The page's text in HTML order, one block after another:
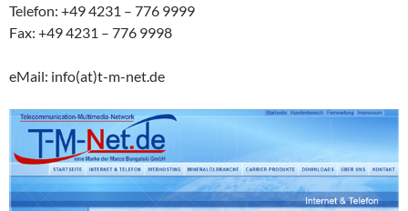
Telefon: +49 4231 – 776 9999
Fax: +49 4231 – 776 9998
eMail: info(at)t-m-net.de